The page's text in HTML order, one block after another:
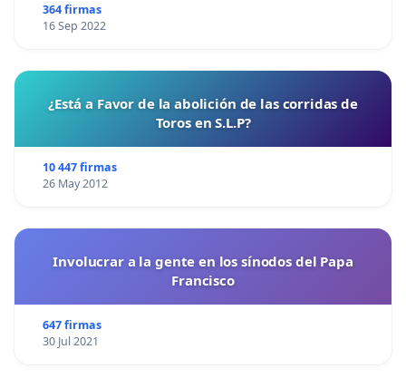
364 firmas
16 Sep 2022
¿Está a Favor de la abolición de las corridas de
Toros en S.L.P?
10 447 firmas
26 May 2012
Involucrar a la gente en los sínodos del Papa
Francisco
647 firmas
30 Jul 2021